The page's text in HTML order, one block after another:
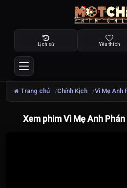
Lịch sử Yêu thích
Trang chủ Chính Kịch Vì Mẹ Anh
Xem phim Vì Mẹ Anh